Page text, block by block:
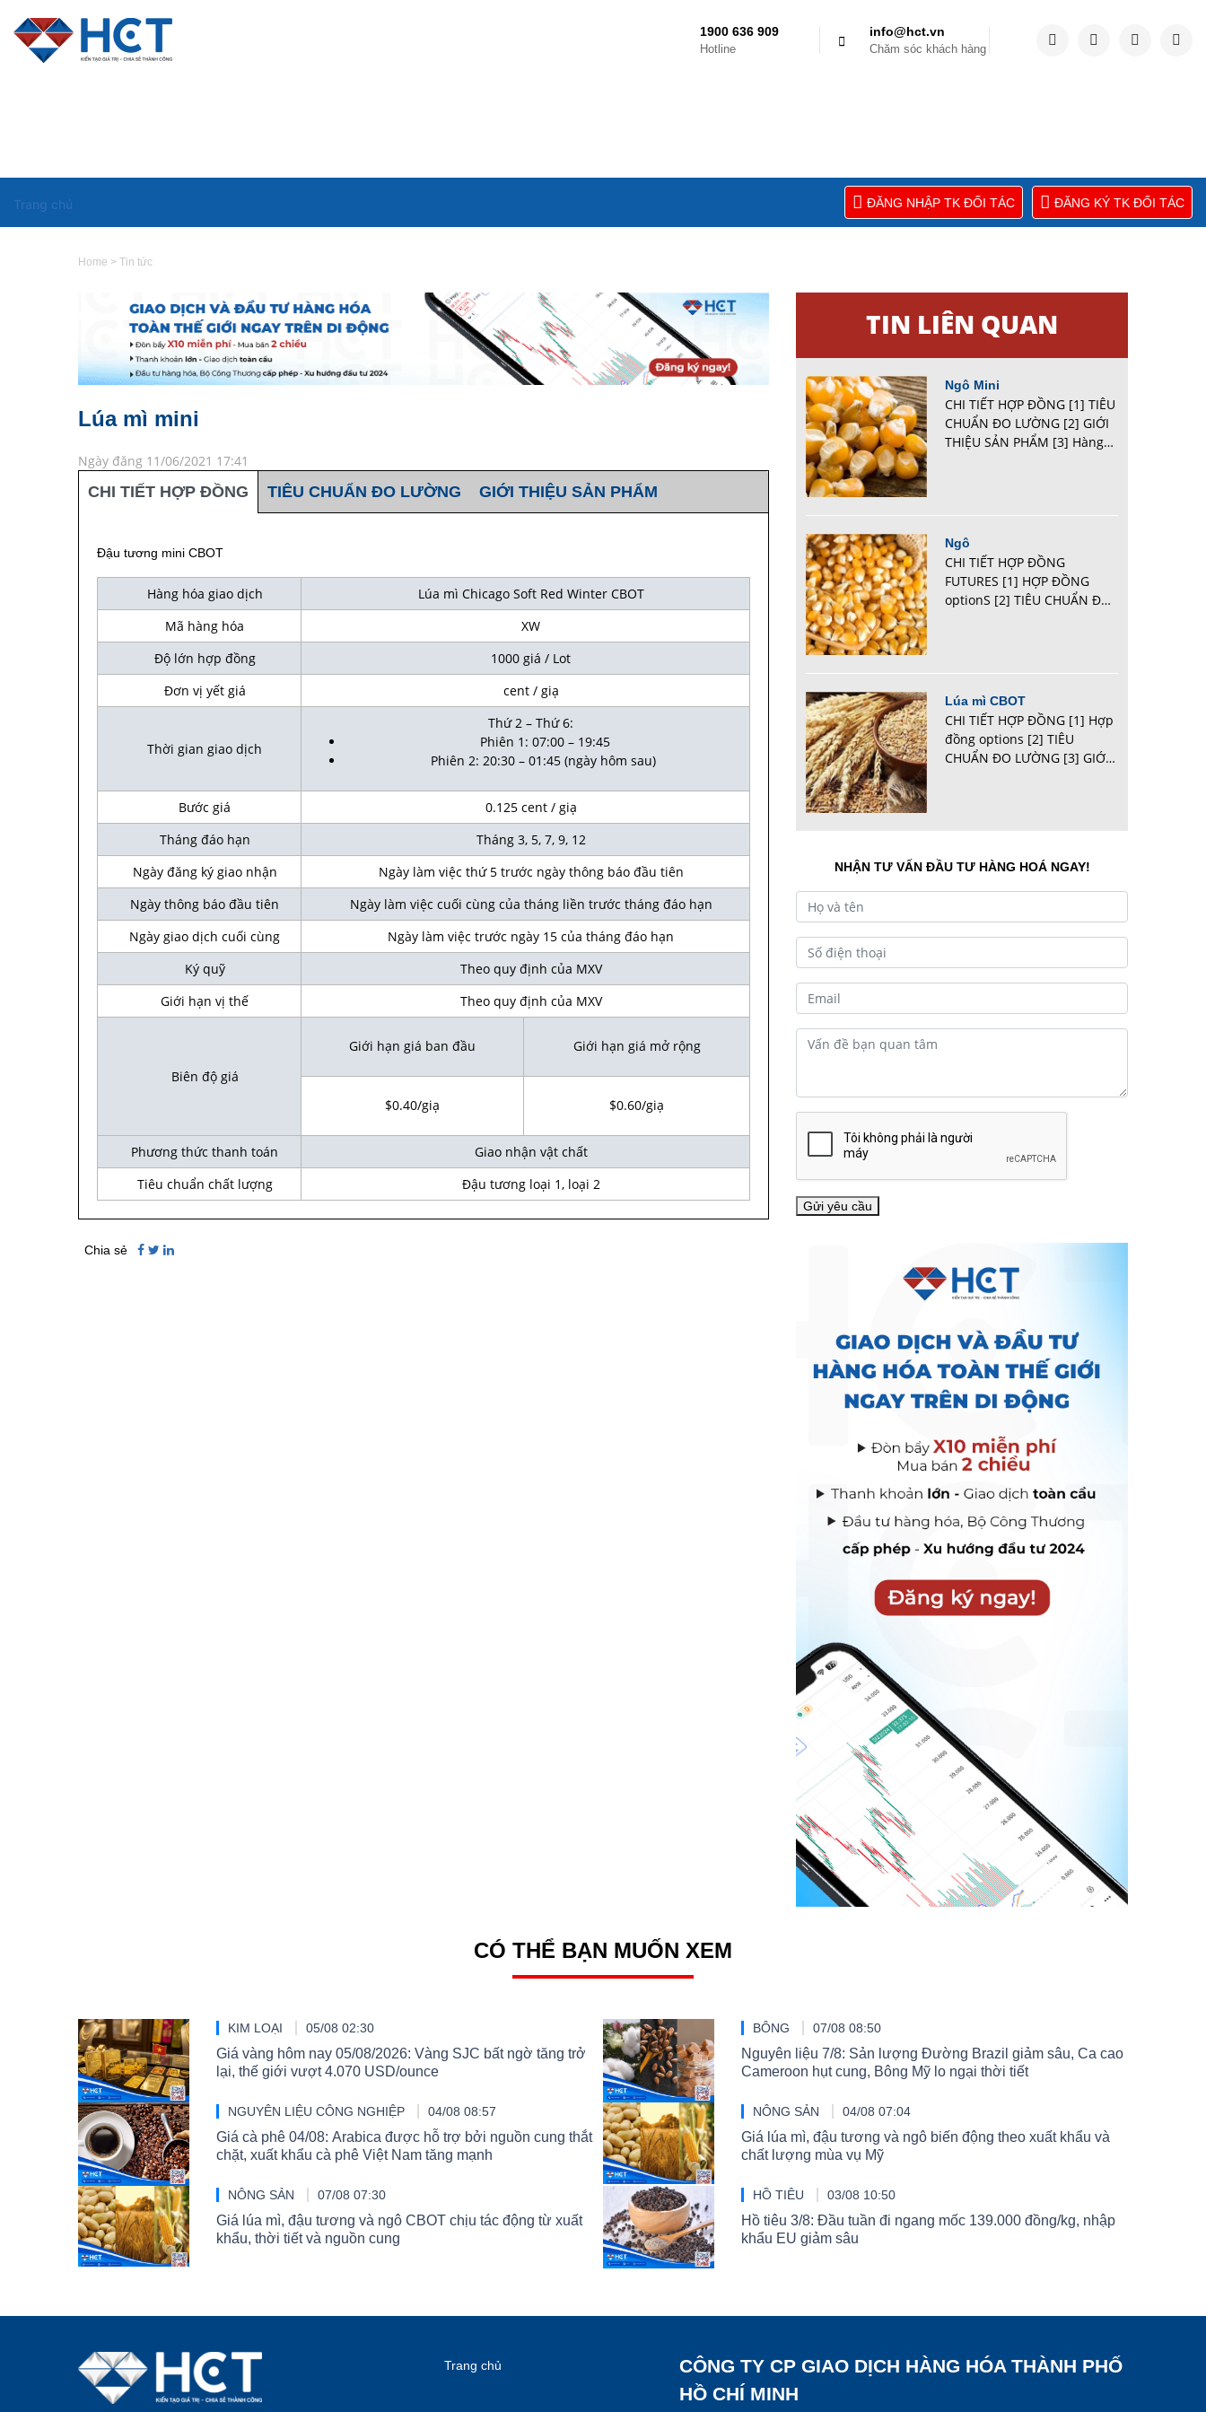
1900 636 909
Hotline
info@hct.vn
Chăm sóc khách hàng
Trang chủ ĐĂNG NHẬP TK ĐỐI TÁC ĐĂNG KÝ TK ĐỐI TÁC
Home > Tin tức
Lúa mì mini
Ngày đăng 11/06/2021 17:41
CHI TIẾT HỢP ĐỒNG TIÊU CHUẨN ĐO LƯỜNG GIỚI THIỆU SẢN PHẨM
Đậu tương mini CBOT
Hàng hóa giao dịch Lúa mì Chicago Soft Red Winter CBOT
Mã hàng hóa
XW
Độ lớn hợp đồng
1000 giá / Lot
Đơn vị yết giá
cent / giạ
Thời gian giao dịch
Thứ 2 – Thứ 6:
Phiên 1: 07:00 – 19:45
Phiên 2: 20:30 – 01:45 (ngày hôm sau)
Bước giá
0.125 cent / giạ
Tháng đáo hạn
Tháng 3, 5, 7, 9, 12
Ngày đăng ký giao nhận
Ngày làm việc thứ 5 trước ngày thông báo đầu tiên
Ngày thông báo đầu tiên
Ngày làm việc cuối cùng của tháng liền trước tháng đáo hạn
Ngày giao dịch cuối cùng
Ngày làm việc trước ngày 15 của tháng đáo hạn
Ký quỹ
Theo quy định của MXV
Giới hạn vị thế
Theo quy định của MXV
Biên độ giá
Giới hạn giá ban đầu Giới hạn giá mở rộng
$0.40/giạ $0.60/giạ
Phương thức thanh toán
Giao nhận vật chất
Tiêu chuẩn chất lượng
Đậu tương loại 1, loại 2
Chia sẻ
TIN LIÊN QUAN
Ngô Mini
CHI TIẾT HỢP ĐỒNG [1] TIÊU
CHUẨN ĐO LƯỜNG [2] GIỚI
THIỆU SẢN PHẨM [3] Hàng
Ngô
CHI TIẾT HỢP ĐỒNG
FUTURES [1] HỢP ĐỒNG
optionS [2] TIÊU CHUẨN ĐO
5...
Lúa mì CBOT
CHI TIẾT HỢP ĐỒNG [1] Hợp
đồng options [2] TIÊU
CHUẨN ĐO LƯỜNG [3] GIỚI
NHẬN TƯ VẤN ĐẦU TƯ HÀNG HOÁ NGAY!
Gửi yêu cầu
CÓ THỂ BẠN MUỐN XEM
KIM LOẠI 05/08 02:30
Giá vàng hôm nay 05/08/2026: Vàng SJC bất ngờ tăng trở
lại, thế giới vượt 4.070 USD/ounce
BÔNG 07/08 08:50
Nguyên liệu 7/8: Sản lượng Đường Brazil giảm sâu, Ca cao
Cameroon hụt cung, Bông Mỹ lo ngại thời tiết
NGUYÊN LIỆU CÔNG NGHIỆP 04/08 08:57
Giá cà phê 04/08: Arabica được hỗ trợ bởi nguồn cung thắt
chặt, xuất khẩu cà phê Việt Nam tăng mạnh
NÔNG SẢN 04/08 07:04
Giá lúa mì, đậu tương và ngô biến động theo xuất khẩu và
chất lượng mùa vụ Mỹ
NÔNG SẢN 07/08 07:30
Giá lúa mì, đậu tương và ngô CBOT chịu tác động từ xuất
khẩu, thời tiết và nguồn cung
HỒ TIÊU 03/08 10:50
Hồ tiêu 3/8: Đầu tuần đi ngang mốc 139.000 đồng/kg, nhập
khẩu EU giảm sâu
Trang chủ
CÔNG TY CP GIAO DỊCH HÀNG HÓA THÀNH PHỐ
HỒ CHÍ MINH